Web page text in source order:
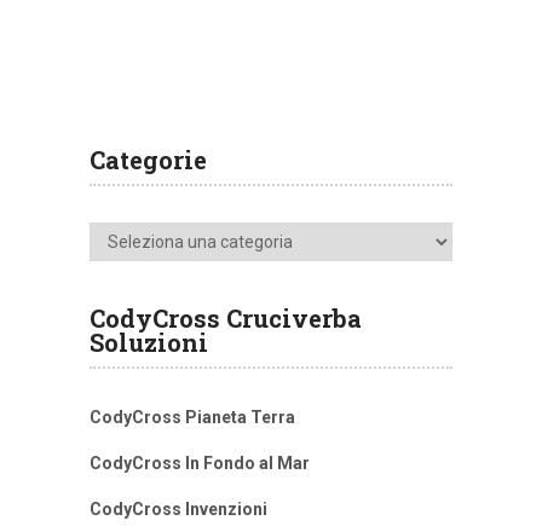
Categorie
Categorie
CodyCross Cruciverba
Soluzioni
CodyCross Pianeta Terra
CodyCross In Fondo al Mar
CodyCross Invenzioni